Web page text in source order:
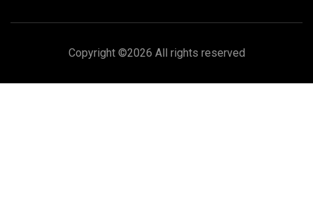
Copyright ©2026 All rights reserved